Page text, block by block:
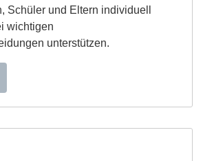
Schüler und Eltern individuell
wichtigen
unterstützen.